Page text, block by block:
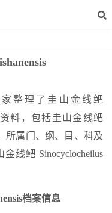
整理了圭山金线鲃
资料，包括圭山金线鲃
所属门、纲、目、科及
线鲃 Sinocyclocheilus
档案信息